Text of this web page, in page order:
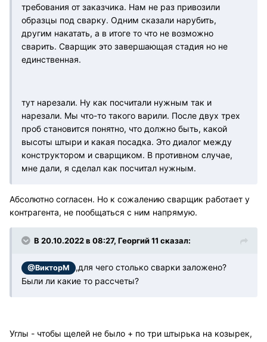
требования от заказчика. Нам не раз привозили
образцы под сварку. Одним сказали нарубить,
другим накатать, а в итоге то что не возможно
сварить. Сварщик это завершающая стадия но не
единственная.
тут нарезали. Ну как посчитали нужным так и
нарезали. Мы что-то такого варили. После двух трех
проб становится понятно, что должно быть, какой
высоты штыри и какая посадка. Это диалог между
конструктором и сварщиком. В противном случае,
мне дали, я сделал как посчитал нужным.
Абсолютно согласен. Но к сожалению сварщик работает у
контрагента, не пообщаться с ним напрямую.
В 20.10.2022 в 08:27, Георгий 11 сказал:
@ВикторМ
,для чего столько сварки заложено?
Были ли какие то рассчеты?
Углы - чтобы щелей не было + по три штырька на козырек,